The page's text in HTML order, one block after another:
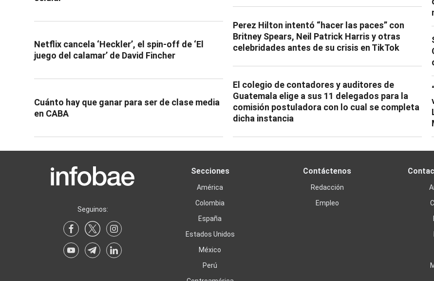
Netflix cancela ‘Heckler’, el spin-off de ‘El
juego del calamar’ de David Fincher
Cuánto hay que ganar para ser de clase media
en CABA
Perez Hilton intentó “hacer las paces” con
Britney Spears, Neil Patrick Harris y otras
celebridades antes de su crisis en TikTok
El colegio de contadores y auditores de
Guatemala elige a sus 11 delegados para la
comisión postuladora con lo cual se completa
dicha instancia
Seguinos:
Secciones
América
Colombia
España
Estados Unidos
México
Perú
Contáctenos
Redacción
Empleo